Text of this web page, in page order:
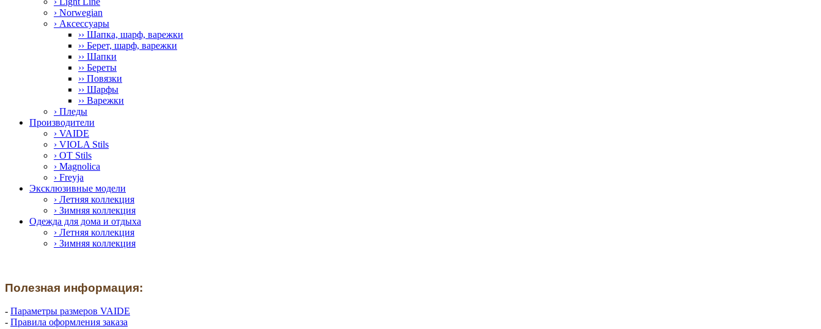
› Norwegian
› Аксессуары
›› Шапка, шарф, варежки
›› Берет, шарф, варежки
›› Шапки
›› Береты
›› Повязки
›› Шарфы
›› Варежки
› Пледы
Производители
› VAIDE
› VIOLA Stils
› OT Stils
› Magnolica
› Freyja
Эксклюзивные модели
› Летняя коллекция
› Зимняя коллекция
Одежда для дома и отдыха
› Летняя коллекция
› Зимняя коллекция
Полезная информация:
- Параметры размеров VAIDE
- Правила оформления заказа